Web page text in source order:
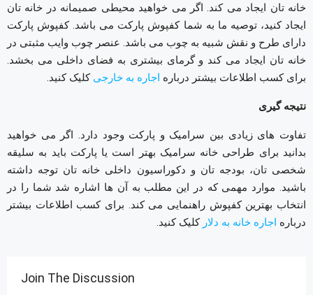
خانه تان ایجاد می کند. اگر می خواهید محیطی صمیمانه در خانه تان
ایجاد کنید، توصیه ما به شما کفپوش پارکت می باشد. کفپوش پارکت
دارای طرح و نقش شبیه به چوب می باشد. عنصر چوب وایب مثبتی در
خانه تان ایجاد می کند و گرمای بیشتری به فضای داخلی می بخشد.
برای کسب اطلاعات بیشتر درباره اجاره به خارجی کلیک کنید.
نتیجه گیری
تفاوت های زیادی بین سرامیک و پارکت وجود دارد. اگر می خواهید
بدانید برای طراحی خانه سرامیک بهتر است یا پارکت باید به سلیقه
شخصی تان، بودجه تان و دکوراسیون داخلی خانه تان توجه داشته
باشید. موارد مهمی که در این مطلب به آن ها اشاره شد شما را در
انتخاب بهترین کفپوش راهنمایی می کند. برای کسب اطلاعات بیشتر
درباره اجاره خانه به دلار کلیک کنید.
Join The Discussion